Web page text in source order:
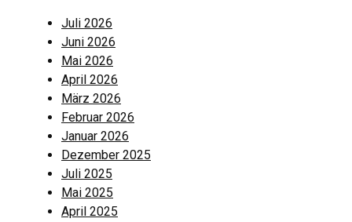
Juli 2026
Juni 2026
Mai 2026
April 2026
März 2026
Februar 2026
Januar 2026
Dezember 2025
Juli 2025
Mai 2025
April 2025